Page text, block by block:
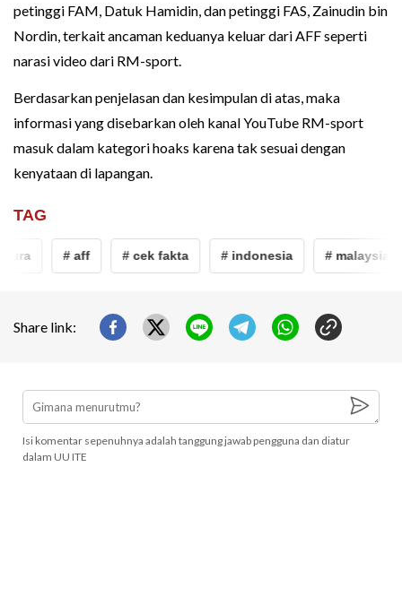
petinggi FAM, Datuk Hamidin, dan petinggi FAS, Zainudin bin
Nordin, terkait ancaman keduanya keluar dari AFF seperti
narasi video dari RM-sport.
Berdasarkan penjelasan dan kesimpulan di atas, maka
informasi yang disebarkan oleh kanal YouTube RM-sport
masuk dalam kategori hoaks karena tak sesuai dengan
kenyataan di lapangan.
TAG
# aff # cek fakta # indonesia # malaysia
Share link:
Isi komentar sepenuhnya adalah tanggung jawab pengguna dan diatur
dalam UU ITE